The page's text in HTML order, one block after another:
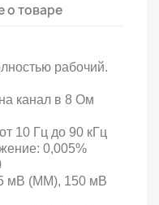
о товаре
рабочий.
канал в 8 Ом
10 Гц до 90 кГц
0,005%
мВ (MM), 150 мВ